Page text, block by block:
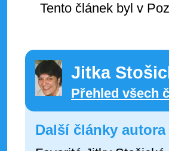
Tento článek byl v
Jitka
Přehled všech
Další články autora